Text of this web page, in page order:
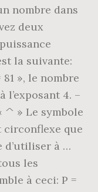
nombre dans
deux
la suivante:
», le nombre
l’exposant 4. –
^ » Le symbole
circonflexe que
d’utiliser à …
les
à ceci: P =